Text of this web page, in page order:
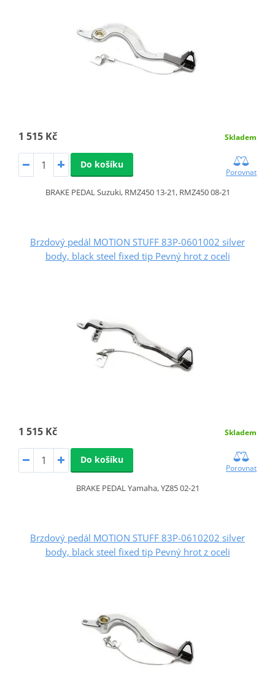
1 515 Kč Skladem
Do košíku
Porovnat
BRAKE PEDAL Suzuki, RMZ450 13-21, RMZ450 08-21
Brzdový pedál MOTION STUFF 83P-0601002 silver
body, black steel fixed tip Pevný hrot z oceli
1 515 Kč Skladem
Do košíku
Porovnat
BRAKE PEDAL Yamaha, YZ85 02-21
Brzdový pedál MOTION STUFF 83P-0610202 silver
body, black steel fixed tip Pevný hrot z oceli